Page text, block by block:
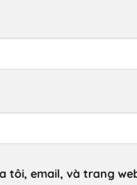
tôi, email, và trang